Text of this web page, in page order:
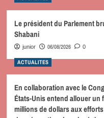
Le président du Parlement
Shabani
junior 06/08/2026 0
ACTUALITES
En collaboration avec le
États-Unis entend allouer
millions de dollars aux